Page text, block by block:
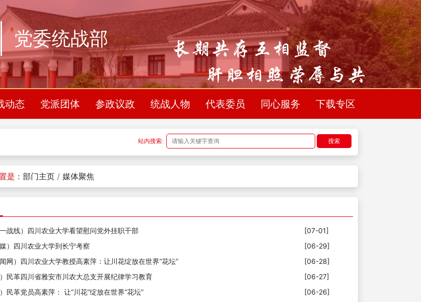
党委统战部
动态 党派团体 参政议政 统战人物 代表委员 同心服务 下载专区
站内搜索: 搜索
是： 部门主页 媒体聚焦
一战线）四川农业大学看望慰问党外挂职干部
[07-01]
媒）四川农业大学到长宁考察
[06-29]
闻网）四川农业大学教授高素萍：让川花绽放在世界“花坛”
[06-28]
）​民革四川省雅安市川农大总支开展纪律学习教育
[06-27]
）民革党员高素萍： 让“川花”绽放在世界“花坛”
[06-26]